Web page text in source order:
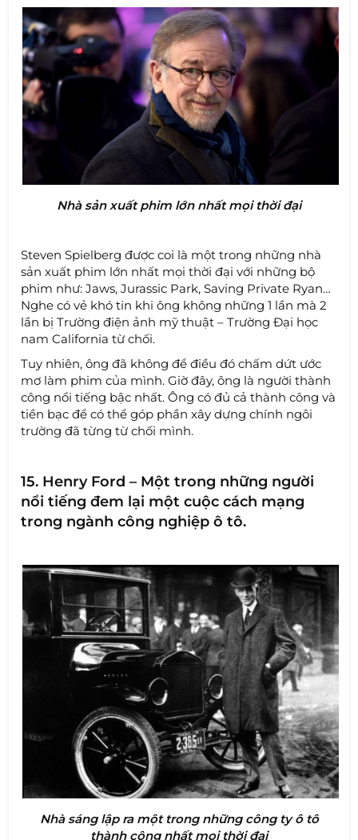
Nhà sản xuất phim lớn nhất mọi thời đại
Steven Spielberg được coi là một trong những nhà
sản xuất phim lớn nhất mọi thời đại với những bộ
phim như: Jaws, Jurassic Park, Saving Private Ryan…
Nghe có vẻ khó tin khi ông không những 1 lần mà 2
lần bị Trường điện ảnh mỹ thuật – Trường Đại học
nam California từ chối.
Tuy nhiên, ông đã không để điều đó chấm dứt ước
mơ làm phim của mình. Giờ đây, ông là người thành
công nổi tiếng bậc nhất. Ông có đủ cả thành công và
tiền bạc để có thể góp phần xây dựng chính ngôi
trường đã từng từ chối mình.
15. Henry Ford – Một trong những người
nổi tiếng đem lại một cuộc cách mạng
trong ngành công nghiệp ô tô.
Nhà sáng lập ra một trong những công ty ô tô
thành công nhất mọi thời đại